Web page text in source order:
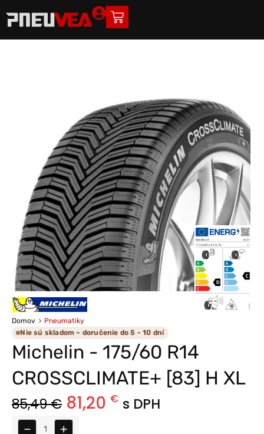
Domov
Pneumatiky
Nie sú skladom – doručenie do 5 - 10 dní
Michelin - 175/60 R14
CROSSCLIMATE+ [83] H XL
85,49€ 81,20 € s DPH
− +